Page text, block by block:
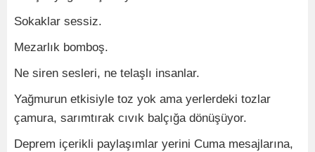
Sokaklar sessiz.
Mezarlık bomboş.
Ne siren sesleri, ne telaşlı insanlar.
Yağmurun etkisiyle toz yok ama yerlerdeki tozlar
çamura, sarımtırak cıvık balçığa dönüşüyor.
Deprem içerikli paylaşımlar yerini Cuma mesajlarına,